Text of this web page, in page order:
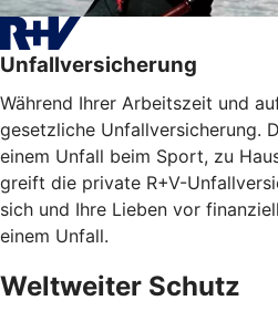
Unfallversicherung
Während Ihrer Arbeitszeit und
gesetzliche Unfallversicherung.
einem Unfall beim Sport, zu
greift die private R+V-
sich und Ihre Lieben vor
einem Unfall.
Weltweiter Schutz